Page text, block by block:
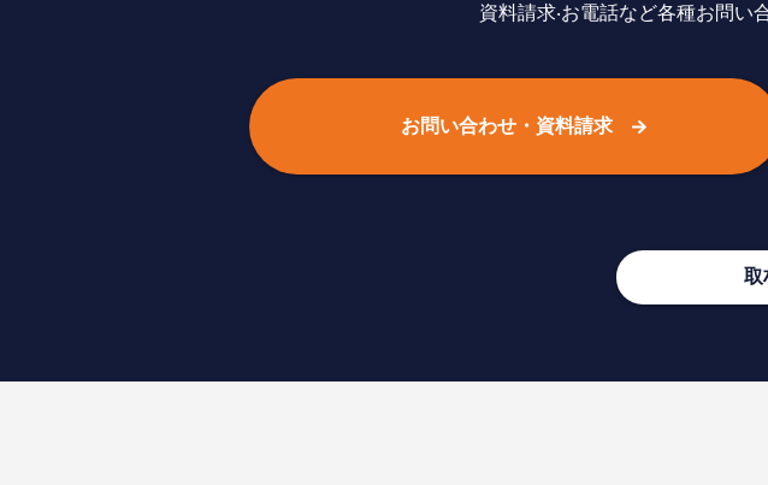
資料請求‧お電話など各種お問い
お問い合わせ・資料請求
取